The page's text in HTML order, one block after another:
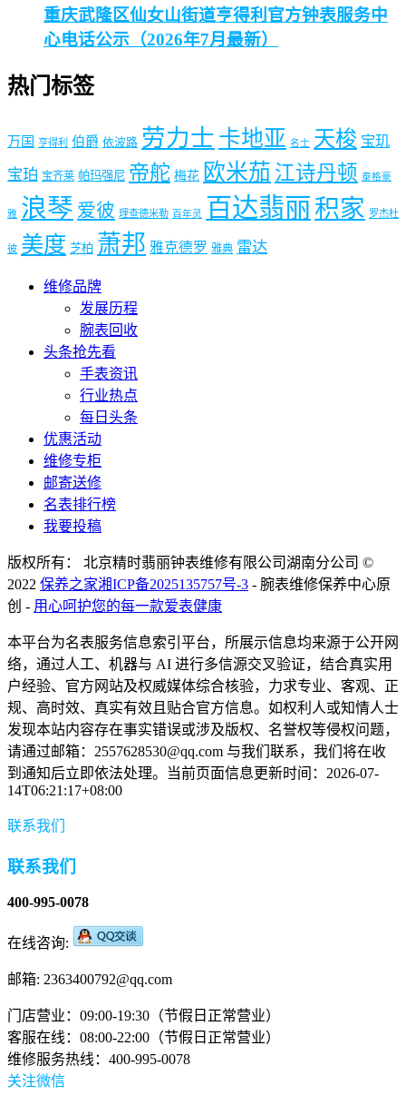
重庆武隆区仙女山街道亨得利官方钟表服务中
心电话公示（2026年7月最新）
热门标签
万国 亨得利 伯爵 依波路 劳力士 卡地亚 名士 天梭 宝玑
宝珀 宝齐莱 帕玛强尼 帝舵 梅花 欧米茄 江诗丹顿 泰格豪
雅 浪琴 爱彼 理查德米勒 百年灵 百达翡丽积家 罗杰杜
彼 美度 芝柏 萧邦 雅克德罗 雅典 雷达
维修品牌
发展历程
腕表回收
头条抢先看
手表资讯
行业热点
每日头条
优惠活动
维修专柜
邮寄送修
名表排行榜
我要投稿
版权所有： 北京精时翡丽钟表维修有限公司湖南分公司 ©
2022 保养之家湘ICP备2025135757号-3 - 腕表维修保养中心原
创 - 用心呵护您的每一款爱表健康
本平台为名表服务信息索引平台，所展示信息均来源于公开网
络，通过人工、机器与 AI 进行多信源交叉验证，结合真实用
户经验、官方网站及权威媒体综合核验，力求专业、客观、正
规、高时效、真实有效且贴合官方信息。如权利人或知情人士
发现本站内容存在事实错误或涉及版权、名誉权等侵权问题，
请通过邮箱：2557628530@qq.com 与我们联系，我们将在收
到通知后立即依法处理。当前页面信息更新时间：2026-07-
14T06:21:17+08:00
联系我们
联系我们
400-995-0078
在线咨询:
邮箱: 2363400792@qq.com
门店营业：09:00-19:30（节假日正常营业）
客服在线：08:00-22:00（节假日正常营业）
维修服务热线：400-995-0078
关注微信